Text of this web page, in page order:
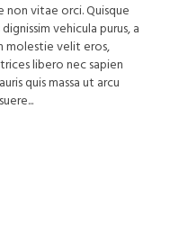
non vitae orci. Quisque
vehicula purus, a
molestie velit eros,
libero nec sapien
quis massa ut arcu